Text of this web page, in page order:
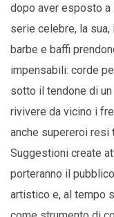
dopo aver esposto a
serie celebre, la
barbe e baffi
impensabili: corde
sotto il tendone di
rivivere da vicino i
anche supereroi resi
Suggestioni create
porteranno il
artistico e, al tempo